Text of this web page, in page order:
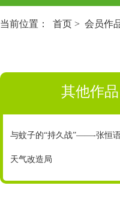
当前位置： 首页 > 会员作
其他作品
与蚊子的“持久战”——-张恒
天气改造局